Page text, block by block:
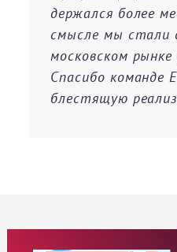
держался более
смысле мы стали
московском
Спасибо команде
блестящую